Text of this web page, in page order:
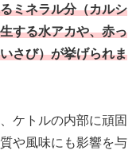
ミネラル分（カルシ
する水アカや、赤っ
さび）が挙げられま
ケトルの内部に頑固
や風味にも影響を与